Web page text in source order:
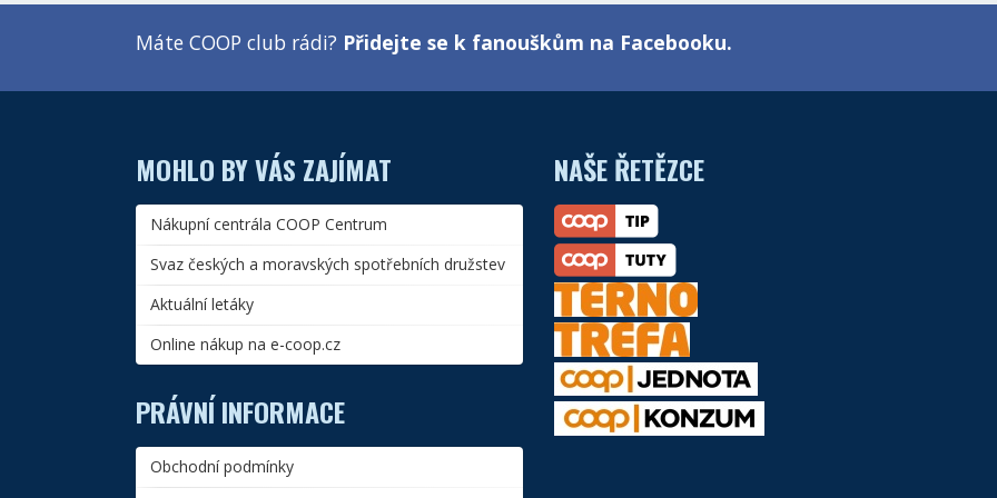
Máte COOP club rádi? Přidejte se k fanouškům na Facebooku.
MOHLO BY VÁS ZAJÍMAT
Nákupní centrála COOP Centrum
Svaz českých a moravských spotřebních družstev
Aktuální letáky
Online nákup na e-coop.cz
PRÁVNÍ INFORMACE
Obchodní podmínky
NAŠE ŘETĚZCE